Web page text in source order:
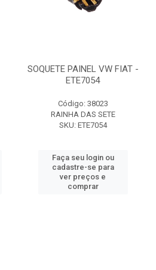
SOQUETE PAINEL VW FIAT -
ETE7054
Código: 38023
RAINHA DAS SETE
SKU: ETE7054
Faça seu login ou
cadastre-se para
ver preços e
comprar